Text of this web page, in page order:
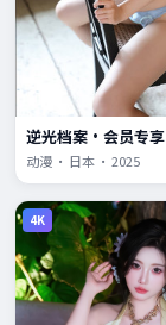
逆光档案·会员专享
动漫 · 日本 · 2025
4K